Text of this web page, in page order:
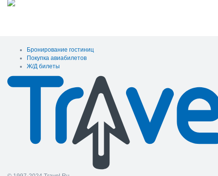
Бронирование гостиниц
Покупка авиабилетов
Ж/Д билеты